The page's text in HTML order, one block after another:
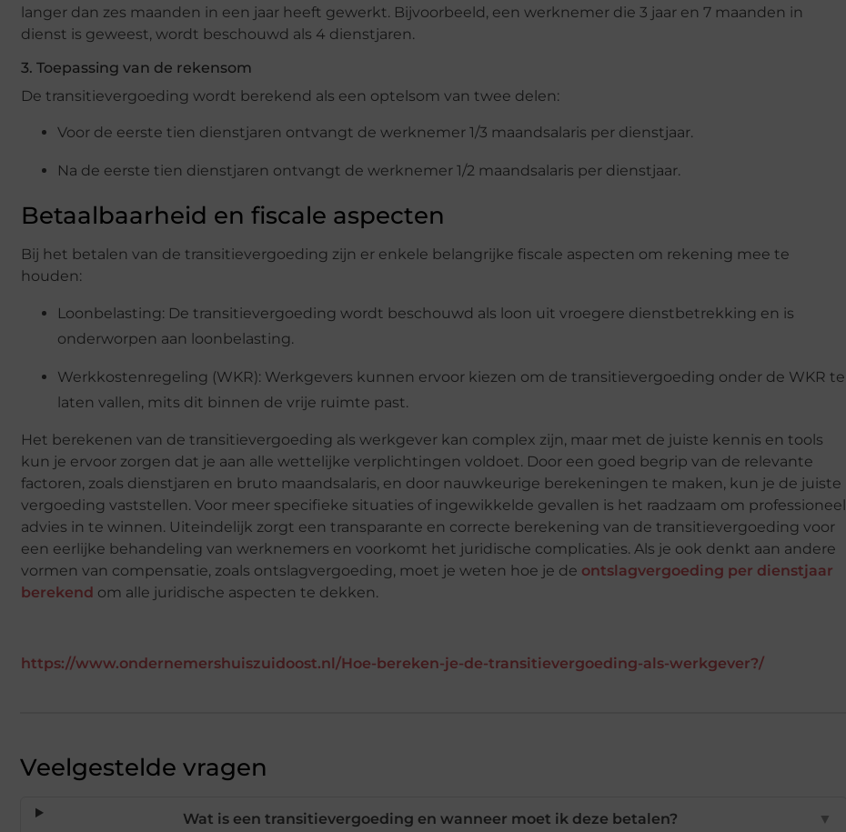
langer dan zes maanden in een jaar heeft gewerkt. Bijvoorbeeld, een werknemer die 3 jaar en 7 maanden in
dienst is geweest, wordt beschouwd als 4 dienstjaren.
3. Toepassing van de rekensom
De transitievergoeding wordt berekend als een optelsom van twee delen:
Voor de eerste tien dienstjaren ontvangt de werknemer 1/3 maandsalaris per dienstjaar.
Na de eerste tien dienstjaren ontvangt de werknemer 1/2 maandsalaris per dienstjaar.
Betaalbaarheid en fiscale aspecten
Bij het betalen van de transitievergoeding zijn er enkele belangrijke fiscale aspecten om rekening mee te
houden:
Loonbelasting: De transitievergoeding wordt beschouwd als loon uit vroegere dienstbetrekking en is
onderworpen aan loonbelasting.
Werkkostenregeling (WKR): Werkgevers kunnen ervoor kiezen om de transitievergoeding onder de WKR te
laten vallen, mits dit binnen de vrije ruimte past.
Het berekenen van de transitievergoeding als werkgever kan complex zijn, maar met de juiste kennis en tools
kun je ervoor zorgen dat je aan alle wettelijke verplichtingen voldoet. Door een goed begrip van de relevante
factoren, zoals dienstjaren en bruto maandsalaris, en door nauwkeurige berekeningen te maken, kun je de juiste
vergoeding vaststellen. Voor meer specifieke situaties of ingewikkelde gevallen is het raadzaam om professioneel
advies in te winnen. Uiteindelijk zorgt een transparante en correcte berekening van de transitievergoeding voor
een eerlijke behandeling van werknemers en voorkomt het juridische complicaties. Als je ook denkt aan andere
vormen van compensatie, zoals ontslagvergoeding, moet je weten hoe je de ontslagvergoeding per dienstjaar
berekend om alle juridische aspecten te dekken.
https://www.ondernemershuiszuidoost.nl/Hoe-bereken-je-de-transitievergoeding-als-werkgever?/
Veelgestelde vragen
Wat is een transitievergoeding en wanneer moet ik deze betalen? ▼